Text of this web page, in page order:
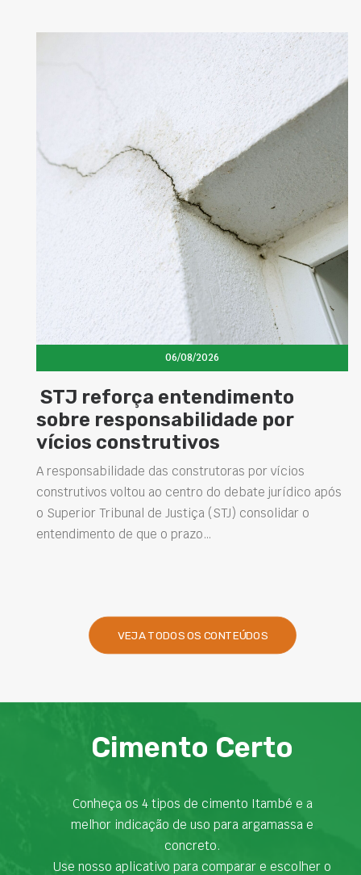
06/08/2026
Concretos aditivados e
elevam desempenho das
estruturas e impulsionam novas
soluções na construção civil
Projetar estruturas mais duráveis, reduzir
intervenções de manutenção e melhorar o
desempenho das obras são desafios cada vez mais
VEJA TODOS OS CONTEÚDOS
Cimento Certo
Conheça os 4 tipos de cimento Itambé e a
melhor indicação de uso para argamassa e
concreto.
Use nosso aplicativo para comparar e escolher o